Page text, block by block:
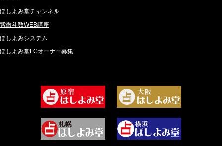
綺咲みゆき (22)
比呂 酒井 (59)
ロザリン (157)
坂宮 鈴果 (82)
尾羽奈美海 (95)
藻那ムール (2)
2024年11月 (38)
2024年10月 (36)
2024年9月 (39)
2024年8月 (45)
2024年5月 (92)
2024年3月 (49)
2024年2月 (40)
ほしよみ堂チャンネル
紫微斗数WEB講座
ほしよみシステム
ほしよみ堂FCオーナー募集